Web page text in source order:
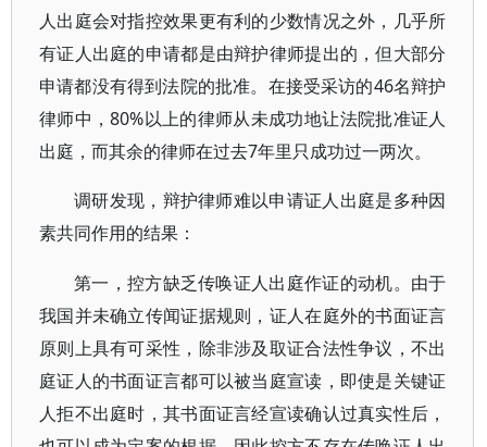
人出庭会对指控效果更有利的少数情况之外，几乎所
有证人出庭的申请都是由辩护律师提出的，但大部分
申请都没有得到法院的批准。在接受采访的46名辩护
律师中，80%以上的律师从未成功地让法院批准证人
出庭，而其余的律师在过去7年里只成功过一两次。
调研发现，辩护律师难以申请证人出庭是多种因
素共同作用的结果：
第一，控方缺乏传唤证人出庭作证的动机。由于
我国并未确立传闻证据规则，证人在庭外的书面证言
原则上具有可采性，除非涉及取证合法性争议，不出
庭证人的书面证言都可以被当庭宣读，即使是关键证
人拒不出庭时，其书面证言经宣读确认过真实性后，